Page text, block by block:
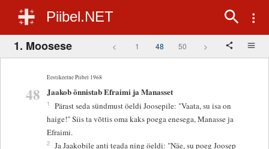
Piibel.NET
1. Moosese < 1 48 50 >
Eestikeelne Piibel 1968
48 Jaakob õnnistab Efraimi ja Manasset
1
Pärast seda sündmust öeldi Joosepile: "Vaata, su isa on
haige!" Siis ta võttis oma kaks poega enesega, Manasse ja
Efraimi.
2 Ja Jaakobile anti teada ning öeldi: "Näe, su poeg Joosep